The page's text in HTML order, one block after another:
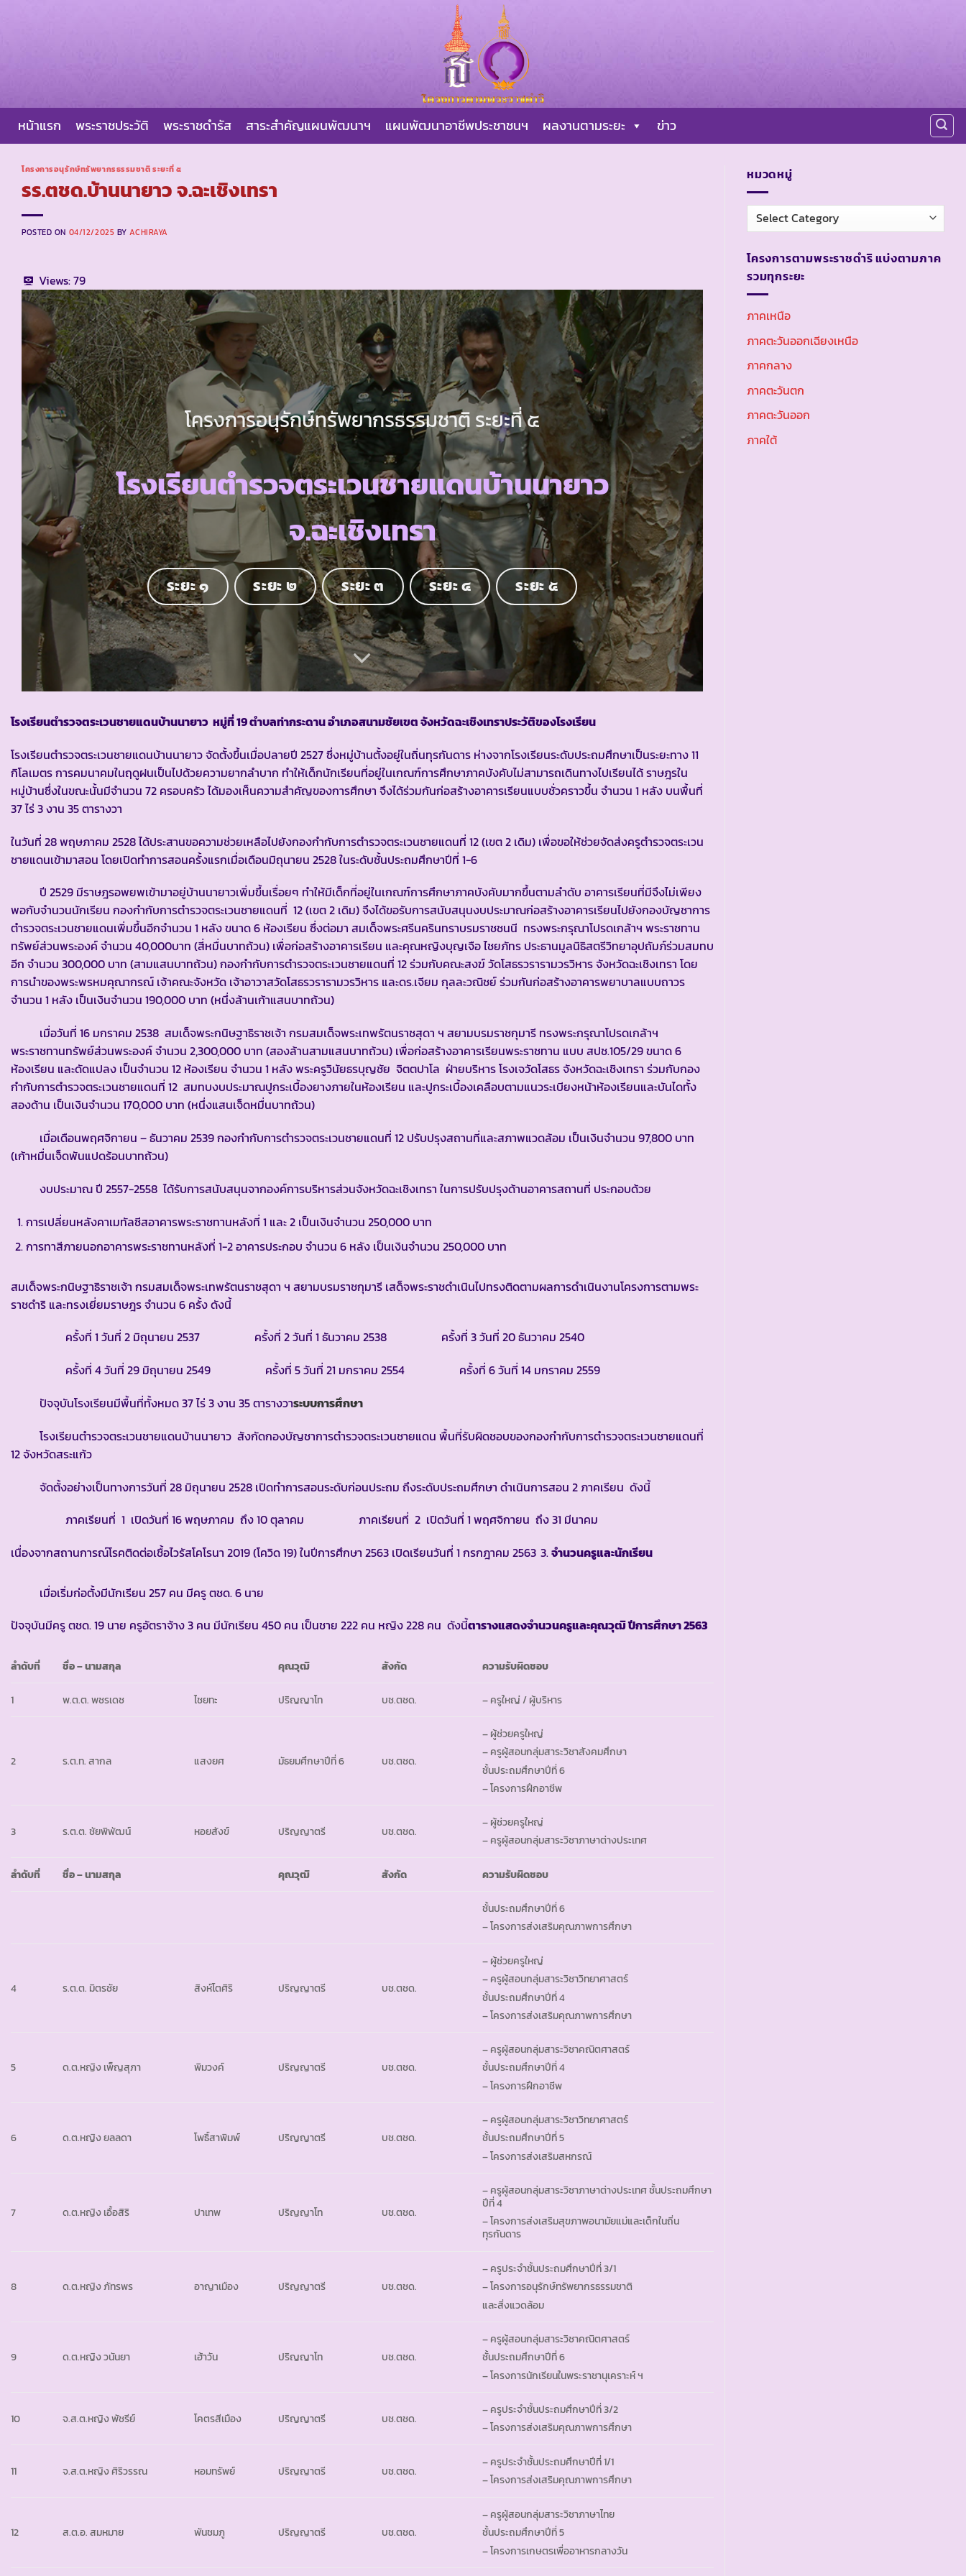
หน้าแรก พระราชประวัติ พระราชดำรัส สาระสำคัญแผนพัฒนาฯ แผนพัฒนาอาชีพประชาชนฯ ผลงานตามระยะ ข่าว
โครงการอนุรักษ์ทรัพยากรธรรมชาติ ระยะที่ ๕
รร.ตชด.บ้านนายาว จ.ฉะเชิงเทรา
POSTED ON 04/12/2025 BYACHIRAYA
Views:79
โครงการอนุรักษ์ทรัพยากรธรรมชาติ ระยะที่ ๕
โรงเรียนตำรวจตระเวนชายแดนบ้านนายาว
จ.ฉะเชิงเทรา
ระยะ ๑ ระยะ ๒ ระยะ ๓ ระยะ ๔ ระยะ ๕
โรงเรียนตำรวจตระเวนชายแดนบ้านนายาว หมู่ที่ 19 ตำบลท่ากระดาน อำเภอสนามชัยเขต จังหวัดฉะเชิงเทราประวัติของโรงเรียน
โรงเรียนตำรวจตระเวนชายแดนบ้านนายาว จัดตั้งขึ้นเมื่อปลายปี 2527 ซึ่งหมู่บ้านตั้งอยู่ในถิ่นทุรกันดาร ห่างจากโรงเรียนระดับประถมศึกษาเป็นระยะทาง 11
กิโลเมตร การคมนาคมในฤดูฝนเป็นไปด้วยความยากลำบาก ทำให้เด็กนักเรียนที่อยู่ในเกณฑ์การศึกษาภาคบังคับไม่สามารถเดินทางไปเรียนได้ ราษฎรใน
หมู่บ้านซึ่งในขณะนั้นมีจำนวน 72 ครอบครัว ได้มองเห็นความสำคัญของการศึกษา จึงได้ร่วมกันก่อสร้างอาคารเรียนแบบชั่วคราวขึ้น จำนวน 1 หลัง บนพื้นที่
37 ไร่ 3 งาน 35 ตารางวา
ในวันที่ 28 พฤษภาคม 2528 ได้ประสานขอความช่วยเหลือไปยังกองกำกับการตำรวจตระเวนชายแดนที่ 12 (เขต 2 เดิม) เพื่อขอให้ช่วยจัดส่งครูตำรวจตระเวน
ชายแดนเข้ามาสอน โดยเปิดทำการสอนครั้งแรกเมื่อเดือนมิถุนายน 2528 ในระดับชั้นประถมศึกษาปีที่ 1-6
ปี 2529 มีราษฎรอพยพเข้ามาอยู่บ้านนายาวเพิ่มขึ้นเรื่อยๆ ทำให้มีเด็กที่อยู่ในเกณฑ์การศึกษาภาคบังคับมากขึ้นตามลำดับ อาคารเรียนที่มีจึงไม่เพียง
พอกับจำนวนนักเรียน กองกำกับการตำรวจตระเวนชายแดนที่ 12 (เขต 2 เดิม) จึงได้ขอรับการสนับสนุนงบประมาณก่อสร้างอาคารเรียนไปยังกองบัญชาการ
ตำรวจตระเวนชายแดนเพิ่มขึ้นอีกจำนวน 1 หลัง ขนาด 6 ห้องเรียน ซึ่งต่อมา สมเด็จพระศรีนครินทราบรมราชชนนี ทรงพระกรุณาโปรดเกล้าฯ พระราชทาน
ทรัพย์ส่วนพระองค์ จำนวน 40,000บาท (สี่หมื่นบาทถ้วน) เพื่อก่อสร้างอาคารเรียน และคุณหญิงบุญเจือ ไชยภัทร ประธานมูลนิธิสตรีวิทยาอุปถัมภ์ร่วมสมทบ
อีก จำนวน 300,000 บาท (สามแสนบาทถ้วน) กองกำกับการตำรวจตระเวนชายแดนที่ 12 ร่วมกับคณะสงฆ์ วัดโสธรวรารามวรวิหาร จังหวัดฉะเชิงเทรา โดย
การนำของพระพรหมคุณากรณ์ เจ้าคณะจังหวัด เจ้าอาวาสวัดโสธรวรารามวรวิหาร และดร.เจียม กุลละวณิชย์ ร่วมกันก่อสร้างอาคารพยาบาลแบบถาวร
จำนวน 1 หลัง เป็นเงินจำนวน 190,000 บาท (หนึ่งล้านเก้าแสนบาทถ้วน)
เมื่อวันที่ 16 มกราคม 2538 สมเด็จพระกนิษฐาธิราชเจ้า กรมสมเด็จพระเทพรัตนราชสุดา ฯ สยามบรมราชกุมารี ทรงพระกรุณาโปรดเกล้าฯ
พระราชทานทรัพย์ส่วนพระองค์ จำนวน 2,300,000 บาท (สองล้านสามแสนบาทถ้วน) เพื่อก่อสร้างอาคารเรียนพระราชทาน แบบ สปช.105/29 ขนาด 6
ห้องเรียน และดัดแปลง เป็นจำนวน 12 ห้องเรียน จำนวน 1 หลัง พระครูวินัยธรบุญชัย จิตตปาโล ฝ่ายบริหาร โรงเจวัดโสธร จังหวัดฉะเชิงเทรา ร่วมกับกอง
กำกับการตำรวจตระเวนชายแดนที่ 12 สมทบงบประมาณปูกระเบื้องยางภายในห้องเรียน และปูกระเบื้องเคลือบตามแนวระเบียงหน้าห้องเรียนและบันไดทั้ง
สองด้าน เป็นเงินจำนวน 170,000 บาท (หนึ่งแสนเจ็ดหมื่นบาทถ้วน)
เมื่อเดือนพฤศจิกายน – ธันวาคม 2539 กองกำกับการตำรวจตระเวนชายแดนที่ 12 ปรับปรุงสถานที่และสภาพแวดล้อม เป็นเงินจำนวน 97,800 บาท
(เก้าหมื่นเจ็ดพันแปดร้อนบาทถ้วน)
งบประมาณ ปี 2557-2558 ได้รับการสนับสนุนจากองค์การบริหารส่วนจังหวัดฉะเชิงเทรา ในการปรับปรุงด้านอาคารสถานที่ ประกอบด้วย
การเปลี่ยนหลังคาเมทัลซีสอาคารพระราชทานหลังที่ 1 และ 2 เป็นเงินจำนวน 250,000 บาท
การทาสีภายนอกอาคารพระราชทานหลังที่ 1-2 อาคารประกอบ จำนวน 6 หลัง เป็นเงินจำนวน 250,000 บาท
สมเด็จพระกนิษฐาธิราชเจ้า กรมสมเด็จพระเทพรัตนราชสุดา ฯ สยามบรมราชกุมารี เสด็จพระราชดำเนินไปทรงติดตามผลการดำเนินงานโครงการตามพระ
ราชดำริ และทรงเยี่ยมราษฎร จำนวน 6 ครั้ง ดังนี้
ครั้งที่ 1 วันที่ 2 มิถุนายน 2537 ครั้งที่ 2 วันที่ 1 ธันวาคม 2538 ครั้งที่ 3 วันที่ 20 ธันวาคม 2540
ครั้งที่ 4 วันที่ 29 มิถุนายน 2549 ครั้งที่ 5 วันที่ 21 มกราคม 2554 ครั้งที่ 6 วันที่ 14 มกราคม 2559
ปัจจุบันโรงเรียนมีพื้นที่ทั้งหมด 37 ไร่ 3 งาน 35 ตารางวาระบบการศึกษา
โรงเรียนตำรวจตระเวนชายแดนบ้านนายาว สังกัดกองบัญชาการตำรวจตระเวนชายแดน พื้นที่รับผิดชอบของกองกำกับการตำรวจตระเวนชายแดนที่
12 จังหวัดสระแก้ว
จัดตั้งอย่างเป็นทางการวันที่ 28 มิถุนายน 2528 เปิดทำการสอนระดับก่อนประถม ถึงระดับประถมศึกษา ดำเนินการสอน 2 ภาคเรียน ดังนี้
ภาคเรียนที่ 1 เปิดวันที่ 16 พฤษภาคม ถึง 10 ตุลาคม ภาคเรียนที่ 2 เปิดวันที่ 1 พฤศจิกายน ถึง 31 มีนาคม
เนื่องจากสถานการณ์โรคติดต่อเชื้อไวรัสโคโรนา 2019 (โควิด 19) ในปีการศึกษา 2563 เปิดเรียนวันที่ 1 กรกฎาคม 2563
จำนวนครูและนักเรียน
เมื่อเริ่มก่อตั้งมีนักเรียน 257 คน มีครู ตชด. 6 นาย
ปัจจุบันมีครู ตชด. 19 นาย ครูอัตราจ้าง 3 คน มีนักเรียน 450 คน เป็นชาย 222 คน หญิง 228 คน ดังนี้ตารางแสดงจำนวนครูและคุณวุฒิ ปีการศึกษา2563
ลำดับที่ ชื่อ– นามสกุล คุณวุฒิ สังกัด ความรับผิดชอบ
1 พ.ต.ต. พชรเดช ไชยทะ ปริญญาโท บช.ตชด. – ครูใหญ่ / ผู้บริหาร
2 ร.ต.ท. สากล แสงยศ มัธยมศึกษาปีที่ 6 บช.ตชด.
– ผู้ช่วยครูใหญ่
– ครูผู้สอนกลุ่มสาระวิชาสังคมศึกษา
ชั้นประถมศึกษาปีที่ 6
– โครงการฝึกอาชีพ
3 ร.ต.ต. ชัยพิพัฒน์ หอยสังข์ ปริญญาตรี บช.ตชด.
– ผู้ช่วยครูใหญ่
– ครูผู้สอนกลุ่มสาระวิชาภาษาต่างประเทศ
ลำดับที่ ชื่อ– นามสกุล คุณวุฒิ สังกัด ความรับผิดชอบ
ชั้นประถมศึกษาปีที่ 6
– โครงการส่งเสริมคุณภาพการศึกษา
4 ร.ต.ต. มิตรชัย สิงห์โตศิริ ปริญญาตรี บช.ตชด.
– ผู้ช่วยครูใหญ่
– ครูผู้สอนกลุ่มสาระวิชาวิทยาศาสตร์
ชั้นประถมศึกษาปีที่ 4
– โครงการส่งเสริมคุณภาพการศึกษา
5 ด.ต.หญิง เพ็ญสุภา พิมวงค์ ปริญญาตรี บช.ตชด.
– ครูผู้สอนกลุ่มสาระวิชาคณิตศาสตร์
ชั้นประถมศึกษาปีที่ 4
– โครงการฝึกอาชีพ
6 ด.ต.หญิง ยลลดา โพธิ์สาพิมพ์ ปริญญาตรี บช.ตชด.
– ครูผู้สอนกลุ่มสาระวิชาวิทยาศาสตร์
ชั้นประถมศึกษาปีที่ 5
– โครงการส่งเสริมสหกรณ์
7 ด.ต.หญิง เอื้อสิริ ปาเทพ ปริญญาโท บช.ตชด.
– ครูผู้สอนกลุ่มสาระวิชาภาษาต่างประเทศ ชั้นประถมศึกษา
ปีที่ 4
– โครงการส่งเสริมสุขภาพอนามัยแม่และเด็กในถิ่น
ทุรกันดาร
8 ด.ต.หญิง ภัทรพร อาญาเมือง ปริญญาตรี บช.ตชด.
– ครูประจำชั้นประถมศึกษาปีที่ 3/1
– โครงการอนุรักษ์ทรัพยากรธรรมชาติ
และสิ่งแวดล้อม
9 ด.ต.หญิง วนันยา เฮ้าวัน ปริญญาโท บช.ตชด.
– ครูผู้สอนกลุ่มสาระวิชาคณิตศาสตร์
ชั้นประถมศึกษาปีที่ 6
– โครงการนักเรียนในพระราชานุเคราะห์ ฯ
10 จ.ส.ต.หญิง พัชรีย์ โคตรสีเมือง ปริญญาตรี บช.ตชด.
– ครูประจำชั้นประถมศึกษาปีที่ 3/2
– โครงการส่งเสริมคุณภาพการศึกษา
11 จ.ส.ต.หญิง ศิริวรรณ หอมทรัพย์ ปริญญาตรี บช.ตชด.
– ครูประจำชั้นประถมศึกษาปีที่ 1/1
– โครงการส่งเสริมคุณภาพการศึกษา
12 ส.ต.อ. สมหมาย พันชมภู ปริญญาตรี บช.ตชด.
– ครูผู้สอนกลุ่มสาระวิชาภาษาไทย
ชั้นประถมศึกษาปีที่ 5
– โครงการเกษตรเพื่ออาหารกลางวัน
หมวดหมู่
หมวด
หมู่
โครงการตามพระราชดำริ แบ่งตามภาค
รวมทุกระยะ
ภาคเหนือ
ภาคตะวันออกเฉียงเหนือ
ภาคกลาง
ภาคตะวันตก
ภาคตะวันออก
ภาคใต้